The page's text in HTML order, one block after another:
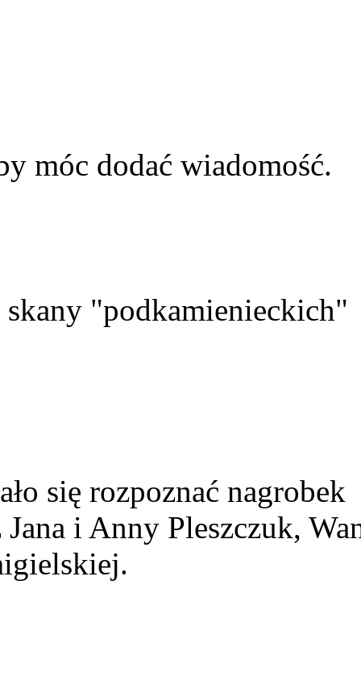
móc dodać wiadomość.
"podkamienieckich"
się rozpoznać nagrobek
i Anny Pleszczuk,